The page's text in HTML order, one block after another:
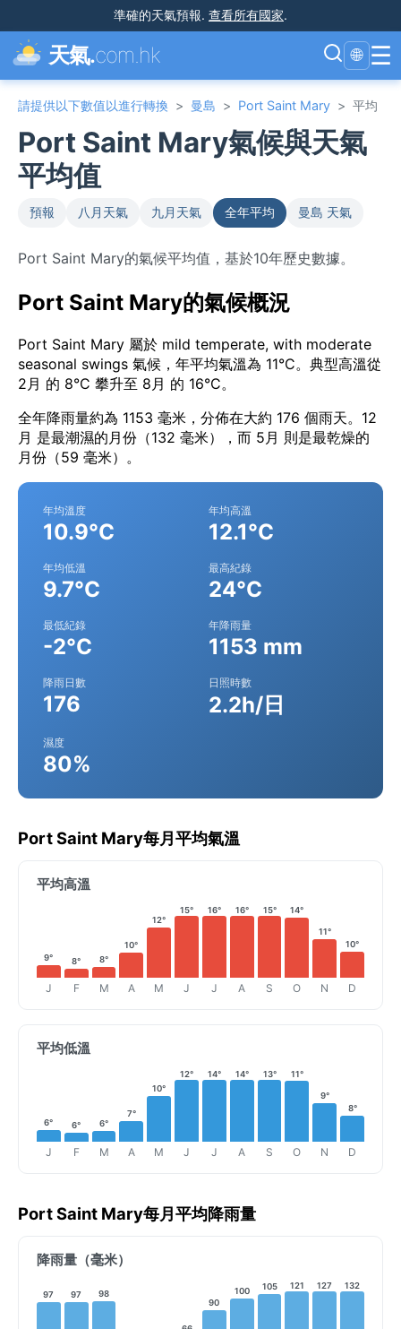
準確的天氣預報. 查看所有國家.
天氣.com.hk 🌐 ☰
請提供以下數值以進行轉換 > 曼島 > Port Saint Mary > 平均
Port Saint Mary氣候與天氣
平均值
預報 八月天氣 九月天氣 全年平均 曼島 天氣
Port Saint Mary的氣候平均值，基於10年歷史數據。
Port Saint Mary的氣候概況
Port Saint Mary 屬於 mild temperate, with moderate
seasonal swings 氣候，年平均氣溫為 11°C。典型高溫從
2月 的 8°C 攀升至 8月 的 16°C。
全年降雨量約為 1153 毫米，分佈在大約 176 個雨天。12
月 是最潮濕的月份（132 毫米），而 5月 則是最乾燥的
月份（59 毫米）。
年均溫度
10.9°C
年均高溫
12.1°C
年均低溫
9.7°C
最高紀錄
24°C
最低紀錄
-2°C
年降雨量
1153 mm
降雨日數
176
日照時數
2.2h/日
濕度
80%
Port Saint Mary每月平均氣溫
平均高溫
9°
J
8°
F
8°
M
10°
A
12°
M
15°
J
16°
J
16°
A
15°
S
14°
O
11°
N
10°
D
平均低溫
6°
J
6°
F
6°
M
7°
A
10°
M
12°
J
14°
J
14°
A
13°
S
11°
O
9°
N
8°
D
Port Saint Mary每月平均降雨量
降雨量（毫米）
97 97 98
90
100
105 121 127 132